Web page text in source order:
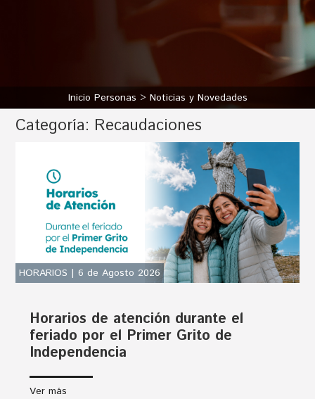
Inicio Personas Noticias y Novedades
Categoría: Recaudaciones
HORARIOS | 6 de Agosto 2026
Horarios de atención durante el
feriado por el Primer Grito de
Independencia
Ver más